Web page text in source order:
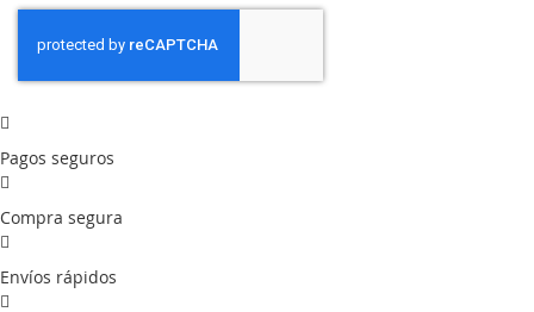
Pagos seguros
Compra segura
Envíos rápidos